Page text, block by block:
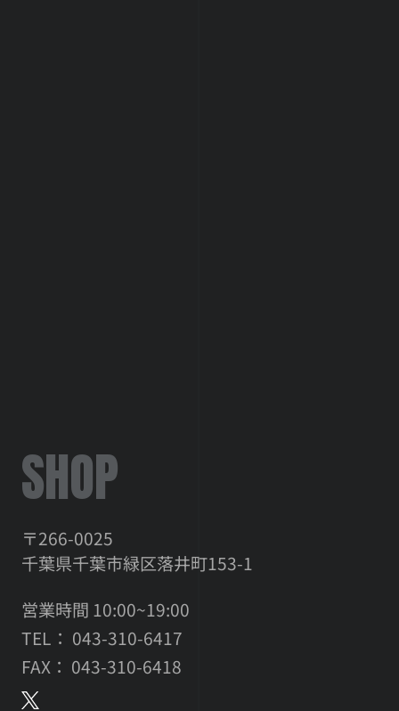
SHOP
〒266-0025
千葉県千葉市緑区落井町153-1
営業時間 10:00~19:00
TEL： 043-310-6417
FAX： 043-310-6418